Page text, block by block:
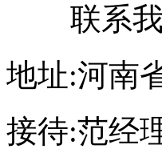
联系我
地址:河南
接待:范经